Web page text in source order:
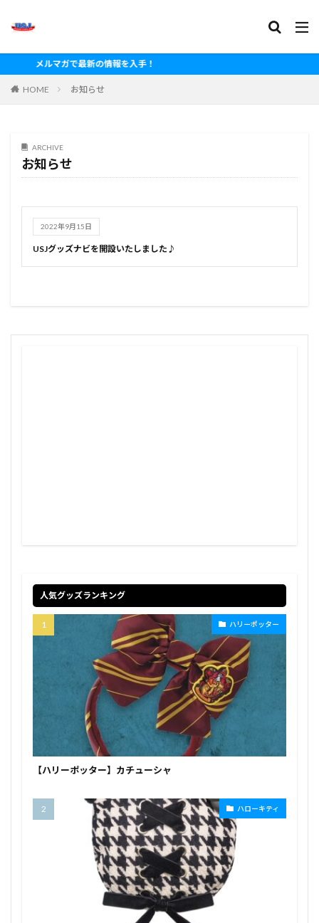
ルマガで最新の情報を入手！
HOME お知らせ
ARCHIVE
お知らせ
2022年9月15日
USJグッズナビを開設いたしました♪
人気グッズランキング
ハリーポッター
【ハリーポッター】カチューシャ
ハローキティ